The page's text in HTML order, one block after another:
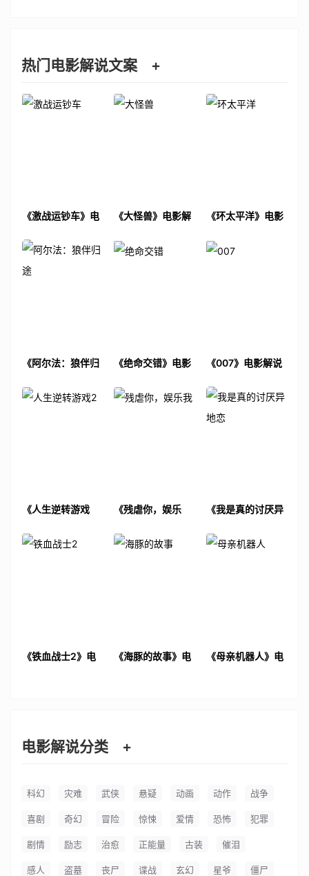
热门电影解说文案 +
《激战运钞车》电
《大怪兽》电影解
《环太平洋》电影
《阿尔法：狼伴归
《绝命交错》电影
《007》电影解说
《人生逆转游戏
《残虐你，娱乐
《我是真的讨厌异
案
《铁血战士2》电
《海豚的故事》电
《母亲机器人》电
电影解说分类 +
科幻 灾难 武侠 悬疑 动画 动作 战争
喜剧 奇幻 冒险 惊悚 爱情 恐怖 犯罪
剧情 励志 治愈 正能量 古装 催泪
感人 盗墓 丧尸 谍战 玄幻 星爷 僵尸